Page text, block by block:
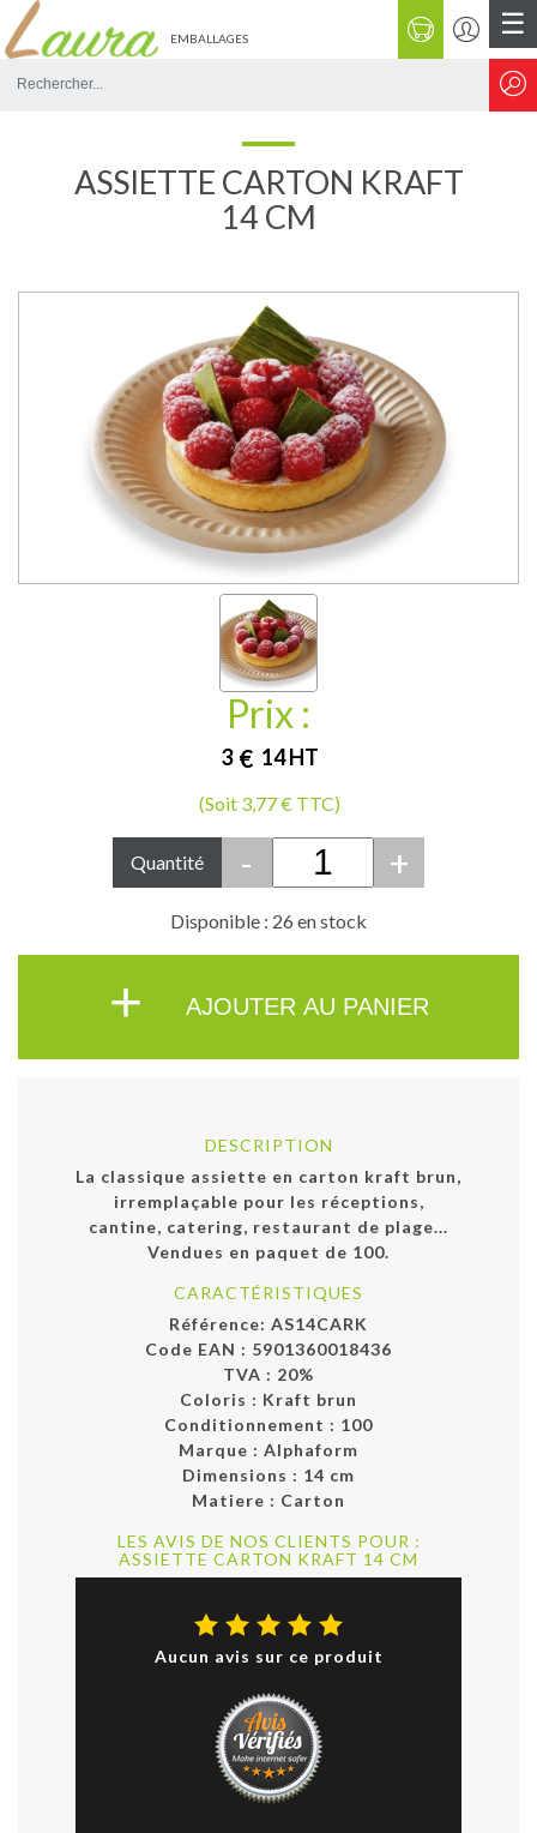
☰
EMBALLAGES
ASSIETTE CARTON KRAFT
14 CM
Prix :
3 € 14HT
(Soit 3,77 € TTC)
Quantité - +
Disponible : 26 en stock
+ AJOUTER AU PANIER
DESCRIPTION
La classique assiette en carton kraft brun,
irremplaçable pour les réceptions,
cantine, catering, restaurant de plage...
Vendues en paquet de 100.
CARACTÉRISTIQUES
Référence: AS14CARK
Code EAN : 5901360018436
TVA : 20%
Coloris : Kraft brun
Conditionnement : 100
Marque : Alphaform
Dimensions : 14 cm
Matiere : Carton
LES AVIS DE NOS CLIENTS POUR :
ASSIETTE CARTON KRAFT 14 CM
Aucun avis sur ce produit